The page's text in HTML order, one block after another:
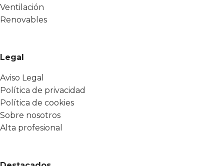
Ventilación
Renovables
Legal
Aviso Legal
Política de privacidad
Política de cookies
Sobre nosotros
Alta profesional